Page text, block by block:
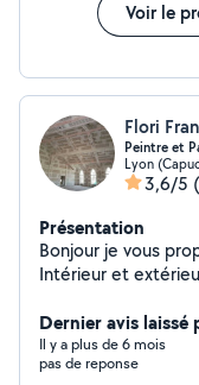
Voir le
Flori
Peintre et
Lyon
3,6/5
Présentation
Bonjour je vous
Intérieur et extérieur Pose de papier peint et
Cordialement
Dernier avis laissé
Il y a plus de 6 mois
pas de reponse